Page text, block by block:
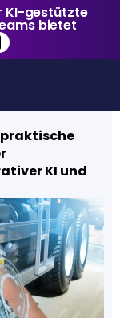
KI-gestützte
bietet
praktische
KI und